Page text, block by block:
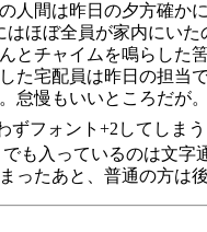
人間は昨日の夕方確か
ほぼ全員が家内にい
とチャイムを鳴らし
宅配員は昨日の担当
怠慢もいいところだが。
ずフォント+2してしま
も入っているのは文字
たあと、普通の方は